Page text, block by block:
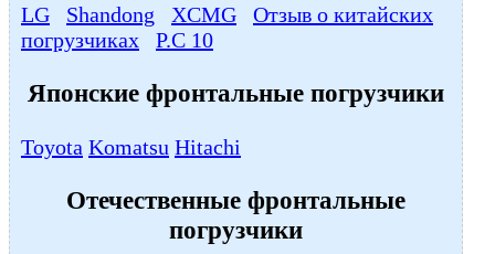
LG Shandong XCMG
Отзыв о китайских
погрузчиках
P.C 10
Японские фронтальные погрузчики
Toyota Komatsu Hitachi
Отечественные фронтальные
погрузчики